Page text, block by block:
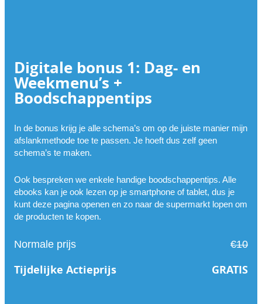
Digitale bonus 1: Dag- en
Weekmenu’s +
Boodschappentips
In de bonus krijg je alle schema’s om op de juiste manier mijn
afslankmethode toe te passen. Je hoeft dus zelf geen
schema’s te maken.
Ook bespreken we enkele handige boodschappentips. Alle
ebooks kan je ook lezen op je smartphone of tablet, dus je
kunt deze pagina openen en zo naar de supermarkt lopen om
de producten te kopen.
Normale prijs €10
Tijdelijke Actieprijs GRATIS